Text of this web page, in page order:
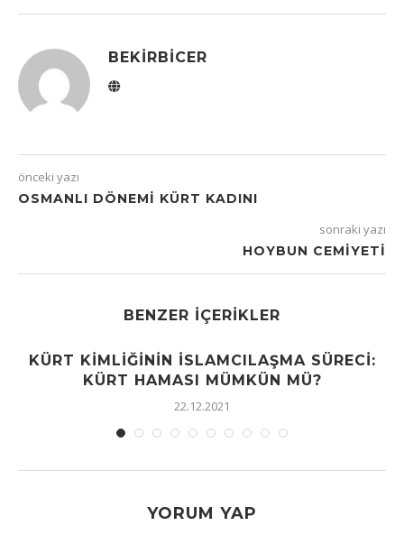
BEKIRBICER
önceki yazı
OSMANLI DÖNEMI KÜRT KADINI
sonraki yazı
HOYBUN CEMIYETI
BENZER İÇERIKLER
KÜRT KIMLIĞININ İSLAMCILAŞMA SÜRECI:
KÜRT HAMASI MÜMKÜN MÜ?
22.12.2021
YORUM YAP